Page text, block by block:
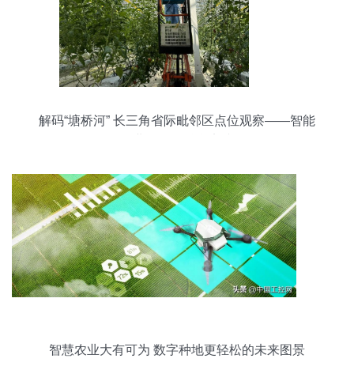
解码“塘桥河” 长三角省际毗邻区点位观察——智能
智慧农业大有可为 数字种地更轻松的未来图景